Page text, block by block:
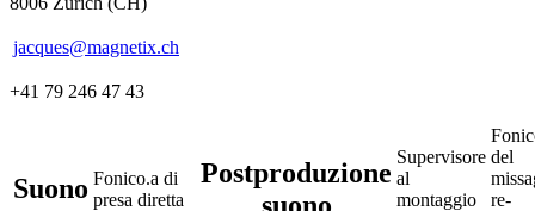
jacques@magnetix.ch
+41 79 246 47 43
Suono Fonico.a di
presa diretta
Postproduzione
suono
Supervisore
al
montaggio
del
re-